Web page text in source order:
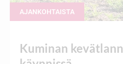
AJANKOHTAISTA
Kuminan